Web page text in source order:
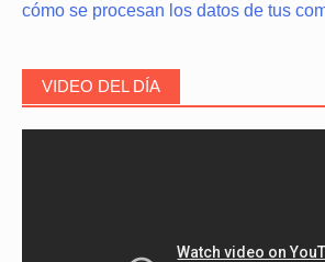
cómo se procesan los datos de tus
VIDEO DEL DÍA